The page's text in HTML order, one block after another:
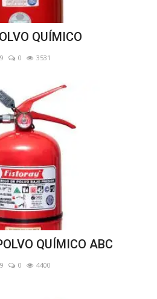
QUÍMICO
0 3531
QUÍMICO ABC
0 4400